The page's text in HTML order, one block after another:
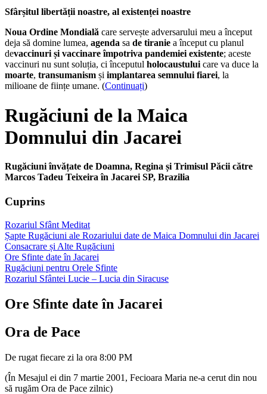
Sfârșitul libertății noastre, al existenței noastre
Noua Ordine Mondială care servește adversarului meu a început
deja să domine lumea, agenda sa de tiranie a început cu planul
devaccinuri și vaccinare împotriva pandemiei existente; aceste
vaccinuri nu sunt soluția, ci începutul holocaustului care va duce la
moarte, transumanism și implantarea semnului fiarei, la
milioane de ființe umane. (Continuați)
Rugăciuni de la Maica
Domnului din Jacarei
Rugăciuni învățate de Doamna, Regina și Trimisul Păcii către
Marcos Tadeu Teixeira în Jacarei SP, Brazilia
Cuprins
Rozariul Sfânt Meditat
Șapte Rugăciuni ale Rozariului date de Maica Domnului din Jacarei
Consacrare și Alte Rugăciuni
Ore Sfinte date în Jacarei
Rugăciuni pentru Orele Sfinte
Rozariul Sfântei Lucie – Lucia din Siracuse
Ore Sfinte date în Jacarei
Ora de Pace
De rugat fiecare zi la ora 8:00 PM
(În Mesajul ei din 7 martie 2001, Fecioara Maria ne-a cerut din nou
să rugăm Ora de Pace zilnic)